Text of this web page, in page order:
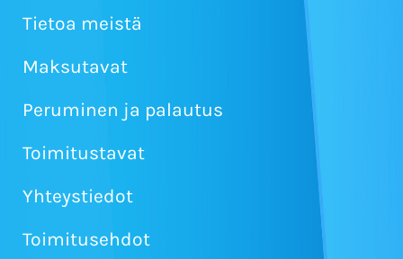
Tietoa meistä
Maksutavat
Peruminen ja palautus
Toimitustavat
Yhteystiedot
Toimitusehdot